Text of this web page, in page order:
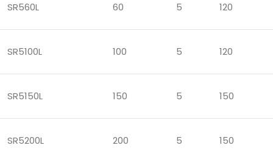
SR560L 60 5 120
SR5100L 100 5 120
SR5150L 150 5 150
SR5200L 200 5 150